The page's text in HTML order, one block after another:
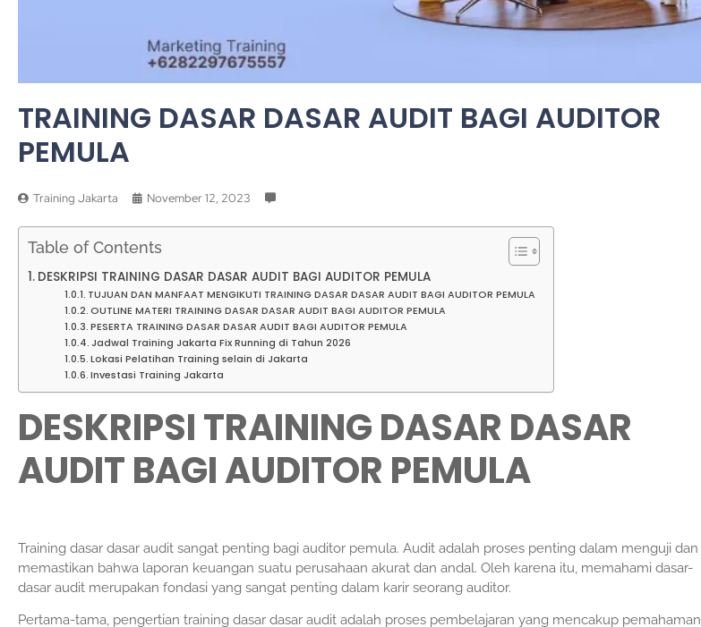
TRAINING DASAR DASAR AUDIT BAGI AUDITOR
PEMULA
Training Jakarta November 12, 2023
Table of Contents
DESKRIPSI TRAINING DASAR DASAR AUDIT BAGI AUDITOR PEMULA
TUJUAN DAN MANFAAT MENGIKUTI TRAINING DASAR DASAR AUDIT BAGI AUDITOR PEMULA
OUTLINE MATERI TRAINING DASAR DASAR AUDIT BAGI AUDITOR PEMULA
PESERTA TRAINING DASAR DASAR AUDIT BAGI AUDITOR PEMULA
Jadwal Training Jakarta Fix Running di Tahun 2026
Lokasi Pelatihan Training selain di Jakarta
Investasi Training Jakarta
DESKRIPSI TRAINING DASAR DASAR
AUDIT BAGI AUDITOR PEMULA
Training dasar dasar audit sangat penting bagi auditor pemula. Audit adalah proses penting dalam menguji dan
memastikan bahwa laporan keuangan suatu perusahaan akurat dan andal. Oleh karena itu, memahami dasar-
dasar audit merupakan fondasi yang sangat penting dalam karir seorang auditor.
Pertama-tama, pengertian training dasar dasar audit adalah proses pembelajaran yang mencakup pemahaman